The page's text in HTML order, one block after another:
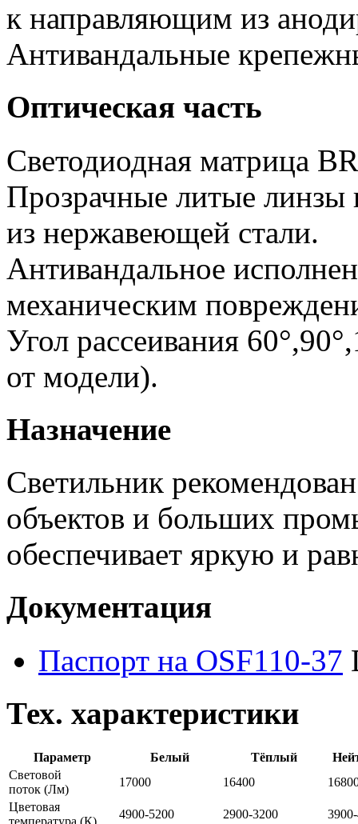
к направляющим из
Антивандальные
Оптическая часть
Светодиодная матрица
Прозрачные литые линзы
из нержавеющей стали.
Антивандальное
механическим
Угол рассеивания
от модели).
Назначение
Светильник
объектов и больших
обеспечивает яркую и
Документация
Паспорт на OSF110-37
Тех. характеристики
Параметр Белый Тёплый
Световой
поток (Лм)
17000 16400
Цветовая
4900-5200 2900-3200